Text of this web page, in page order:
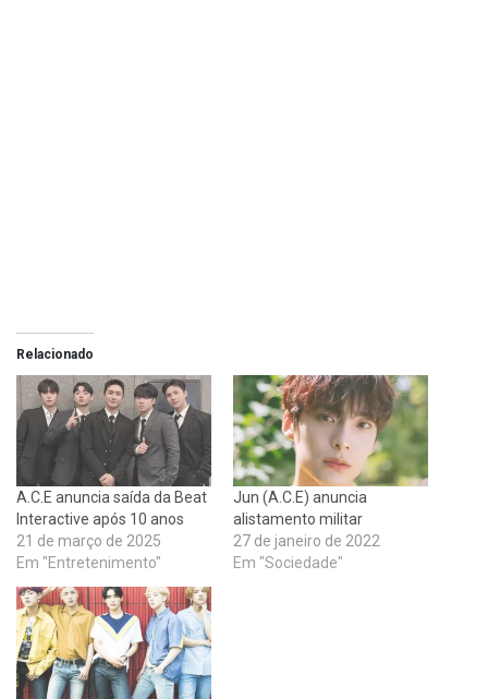
Relacionado
A.C.E anuncia saída da Beat
Interactive após 10 anos
21 de março de 2025
Em "Entretenimento"
Jun (A.C.E) anuncia
alistamento militar
27 de janeiro de 2022
Em "Sociedade"